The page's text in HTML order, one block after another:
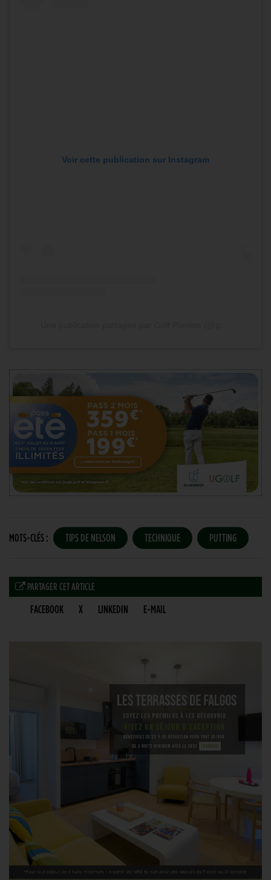
Voir cette publication sur Instagram
MOTS-CLÉS : TIPS DE NELSON TECHNIQUE PUTTING
PARTAGER CET ARTICLE
FACEBOOK X LINKEDIN E-MAIL